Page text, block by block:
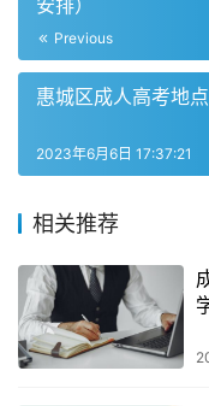
年龄太大报考成人高
们的工作晋升机会
也可以拿到大学专科
远胜于社会上百分之
学历就会比大多数人
安排）
Previous
惠城区成人高考地
2023年6月6日 17:37:21
相关推荐